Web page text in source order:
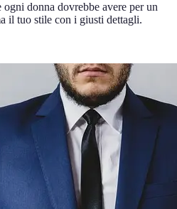
donna dovrebbe avere per un
il tuo stile con i giusti dettagli.